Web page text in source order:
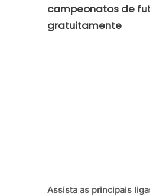
campeonatos de
gratuitamente
Assista as principais